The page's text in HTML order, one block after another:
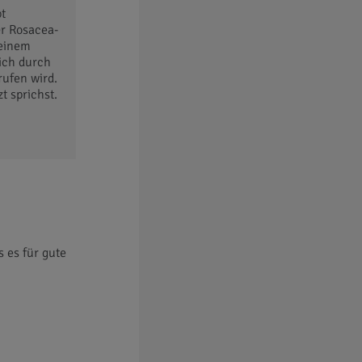
Rosacea-
durch
wird.
sprichst.
es für gute